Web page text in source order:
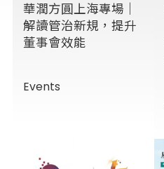
華潤方圓上海專場｜
解讀管治新規，提升
董事會效能
Events